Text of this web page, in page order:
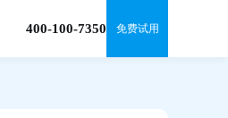
400-100-7350 免费试用